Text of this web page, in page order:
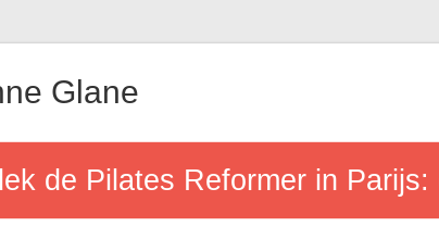
Glane
de Pilates Reformer in